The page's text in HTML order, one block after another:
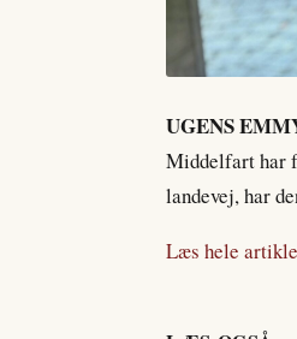
UGENS
Middelfart har
landevej, har
Læs hele